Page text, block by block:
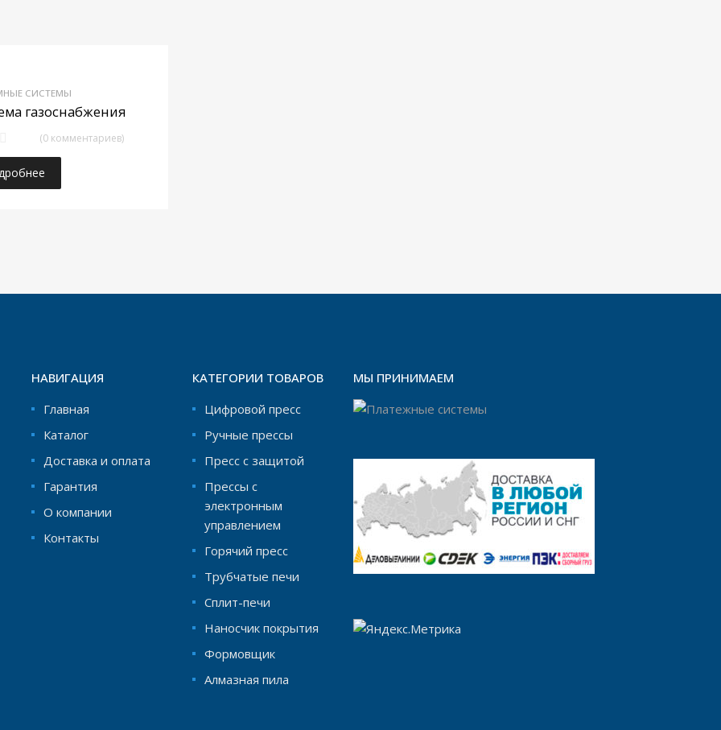
СИСТЕМЫ
газоснабжения
(0 комментариев)
НАВИГАЦИЯ
Главная
Каталог
Доставка и оплата
Гарантия
О компании
Контакты
КАТЕГОРИИ ТОВАРОВ
Цифровой пресс
Ручные прессы
Пресс с защитой
Прессы с
электронным
управлением
Горячий пресс
Трубчатые печи
Сплит-печи
Наносчик покрытия
Формовщик
Aлмазная пила
МЫ ПРИНИМАЕМ